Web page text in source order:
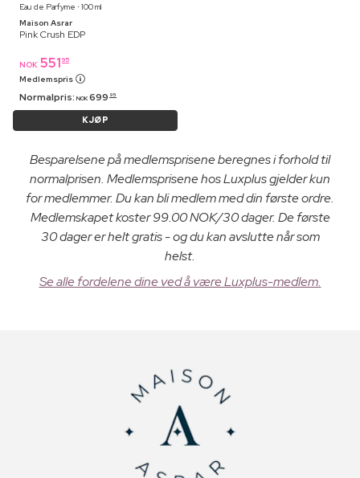
Eau de Parfyme ⋅ 100 ml
Maison Asrar
Pink Crush EDP
NOK 551 95
Medlemspris
Normalpris: NOK 699 95
KJØP
Besparelsene på medlemsprisene beregnes i forhold til
normalprisen. Medlemsprisene hos Luxplus gjelder kun
for medlemmer. Du kan bli medlem med din første ordre.
Medlemskapet koster 99.00 NOK/30 dager. De første
30 dager er helt gratis - og du kan avslutte når som
helst.
Se alle fordelene dine ved å være Luxplus-medlem.